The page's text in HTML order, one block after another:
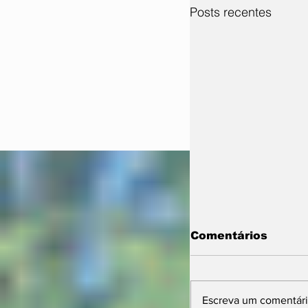
Posts recentes
Comentários
Escreva um